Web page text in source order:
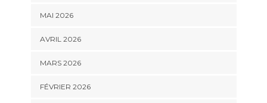
MAI 2026
AVRIL 2026
MARS 2026
FÉVRIER 2026